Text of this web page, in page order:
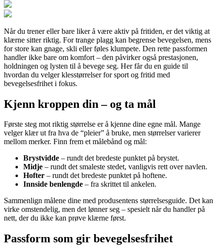
Når du trener eller bare liker å være aktiv på fritiden, er det viktig at
klærne sitter riktig. For trange plagg kan begrense bevegelsen, mens
for store kan gnage, skli eller føles klumpete. Den rette passformen
handler ikke bare om komfort – den påvirker også prestasjonen,
holdningen og lysten til å bevege seg. Her får du en guide til
hvordan du velger klesstørrelser for sport og fritid med
bevegelsesfrihet i fokus.
Kjenn kroppen din – og ta mål
Første steg mot riktig størrelse er å kjenne dine egne mål. Mange
velger klær ut fra hva de “pleier” å bruke, men størrelser varierer
mellom merker. Finn frem et målebånd og mål:
Brystvidde – rundt det bredeste punktet på brystet.
Midje – rundt det smaleste stedet, vanligvis rett over navlen.
Hofter – rundt det bredeste punktet på hoftene.
Innside benlengde – fra skrittet til ankelen.
Sammenlign målene dine med produsentens størrelsesguide. Det kan
virke omstendelig, men det lønner seg – spesielt når du handler på
nett, der du ikke kan prøve klærne først.
Passform som gir bevegelsesfrihet